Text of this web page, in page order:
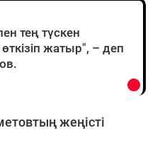
тең түскен
жатыр", – деп
жеңісті